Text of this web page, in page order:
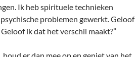
Ik heb spirituele technieken
problemen gewerkt. Geloof
ik dat het verschil maakt?”